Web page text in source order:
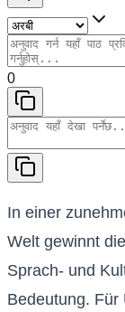
0
In einer
Welt gewinnt
Sprach- und
Bedeutung. Für